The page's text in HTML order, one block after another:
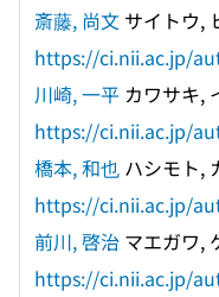
斎藤, 尚文 サイトウ,
https://ci.nii.ac.jp/
川崎, 一平 カワサキ,
https://ci.nii.ac.jp/
橋本, 和也 ハシモト,
https://ci.nii.ac.jp/
前川, 啓治 マエガワ,
https://ci.nii.ac.jp/